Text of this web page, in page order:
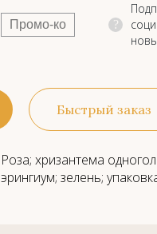
?
Быстрый заказ
Роза; хризантема
эрингиум; зелень;